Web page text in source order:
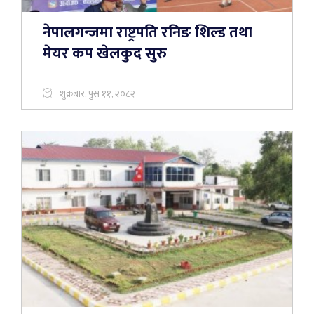
नेपालगन्जमा राष्ट्रपति रनिङ शिल्ड तथा
मेयर कप खेलकुद सुरु
शुक्रबार, पुस ११, २०८२